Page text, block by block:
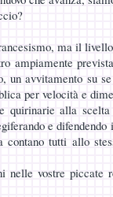
ma il
ampiamente
un avvitamento su
per velocità e
quirinarie alla
e
tutti allo
vostre piccate